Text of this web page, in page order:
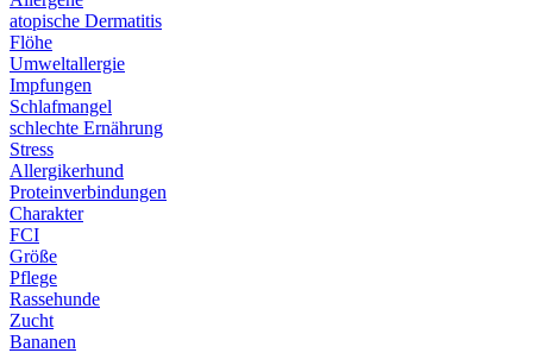
atopische Dermatitis
Flöhe
Umweltallergie
Impfungen
Schlafmangel
schlechte Ernährung
Stress
Allergikerhund
Proteinverbindungen
Charakter
FCI
Größe
Pflege
Rassehunde
Zucht
Bananen